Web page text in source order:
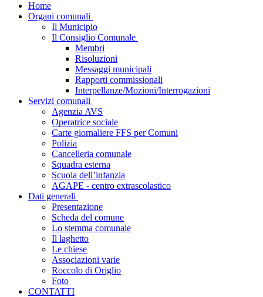
Home
Organi comunali
Il Municipio
Il Consiglio Comunale
Membri
Risoluzioni
Messaggi municipali
Rapporti commissionali
Interpellanze/Mozioni/Interrogazioni
Servizi comunali
Agenzia AVS
Operatrice sociale
Carte giornaliere FFS per Comuni
Polizia
Cancelleria comunale
Squadra esterna
Scuola dell’infanzia
AGAPE - centro extrascolastico
Dati generali
Presentazione
Scheda del comune
Lo stemma comunale
Il laghetto
Le chiese
Associazioni varie
Roccolo di Origlio
Foto
CONTATTI